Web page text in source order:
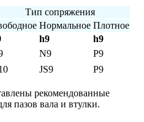
Тип сопряжения
Нормальное Плотное
h9
h9
N9
P9
JS9 P9
рекомендованные
пазов вала и втулки.